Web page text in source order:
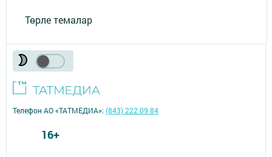
Төрле темалар
Телефон АО «ТАТМЕДИА»:(843) 222 09 84
16+